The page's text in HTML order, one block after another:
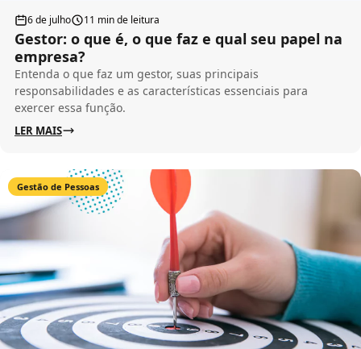
6 de julho 11 min de leitura
Gestor: o que é, o que faz e qual seu papel na
empresa?
Entenda o que faz um gestor, suas principais
responsabilidades e as características essenciais para
exercer essa função.
LER MAIS
Gestão de Pessoas